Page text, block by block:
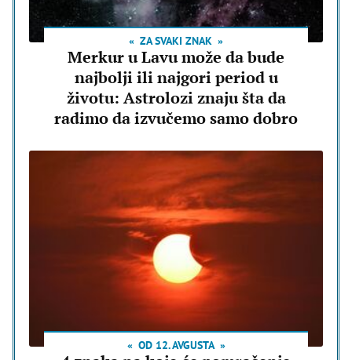
ZA SVAKI ZNAK
Merkur u Lavu može da bude
najbolji ili najgori period u
životu: Astrolozi znaju šta da
radimo da izvučemo samo dobro
OD 12. AVGUSTA